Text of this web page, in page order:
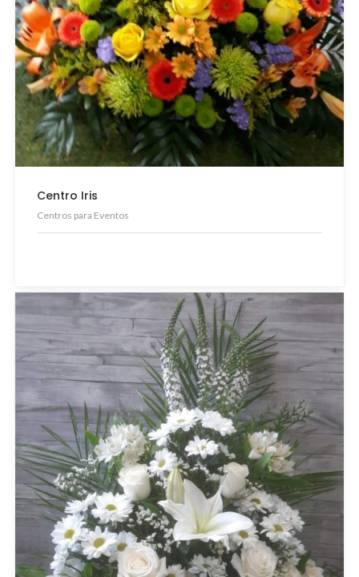
Centro Iris
Centros para Eventos